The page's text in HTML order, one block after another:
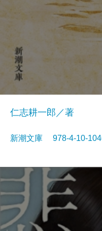
仁志耕一郎／著
新潮文庫 978-4-10-